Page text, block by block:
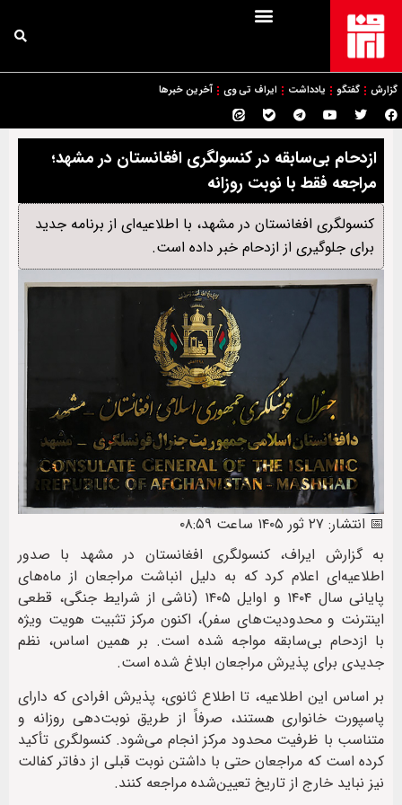
گزارش گفتگو یادداشت ایراف تی وی آخرین خبرها
ازدحام بی‌سابقه در کنسولگری افغانستان در مشهد؛
مراجعه فقط با نوبت روزانه
کنسولگری افغانستان در مشهد، با اطلاعیه‌ای از برنامه جدید
برای جلوگیری از ازدحام خبر داده است.
📅 انتشار: ۲۷ ثور ۱۴۰۵ ساعت ۰۸:۵۹
به گزارش ایراف، کنسولگری افغانستان در مشهد با صدور
اطلاعیه‌ای اعلام کرد که به دلیل انباشت مراجعان از ماه‌های
پایانی سال ۱۴۰۴ و اوایل ۱۴۰۵ (ناشی از شرایط جنگی، قطعی
اینترنت و محدودیت‌های سفر)، اکنون مرکز تثبیت هویت ویژه
با ازدحام بی‌سابقه مواجه شده است. بر همین اساس، نظم
جدیدی برای پذیرش مراجعان ابلاغ شده است.
بر اساس این اطلاعیه، تا اطلاع ثانوی، پذیرش افرادی که دارای
پاسپورت خانواری هستند، صرفاً از طریق نوبت‌دهی روزانه و
متناسب با ظرفیت محدود مرکز انجام می‌شود. کنسولگری تأکید
کرده است که مراجعان حتی با داشتن نوبت قبلی از دفاتر کفالت
نیز نباید خارج از تاریخ تعیین‌شده مراجعه کنند.